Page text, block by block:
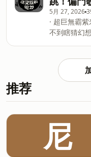
https://
哈王」這個
號，而是即
末日，搶下
「HipHop
的歌給外國人
業影人必備映後
虎豹 - 蒙古篇
點：國賓大
號） 放映場次：6/26晚場、6/28下午場、
晚場 購票連結：
https://
-- Hosting
5月 27, 2026
· 超巨無霸紫米
不到瞎猜幻想的年代 · 品
樂的重要保存者 · 迪拉被猝不
一下 · 先預計下次做「連續劇主題曲」歌
劭希 - 大家來養鳥 6. 羅文 -
欣穗 - 分心 8. 羅妍婷 - 醒了的世界充滿光
害 --
推荐
尼